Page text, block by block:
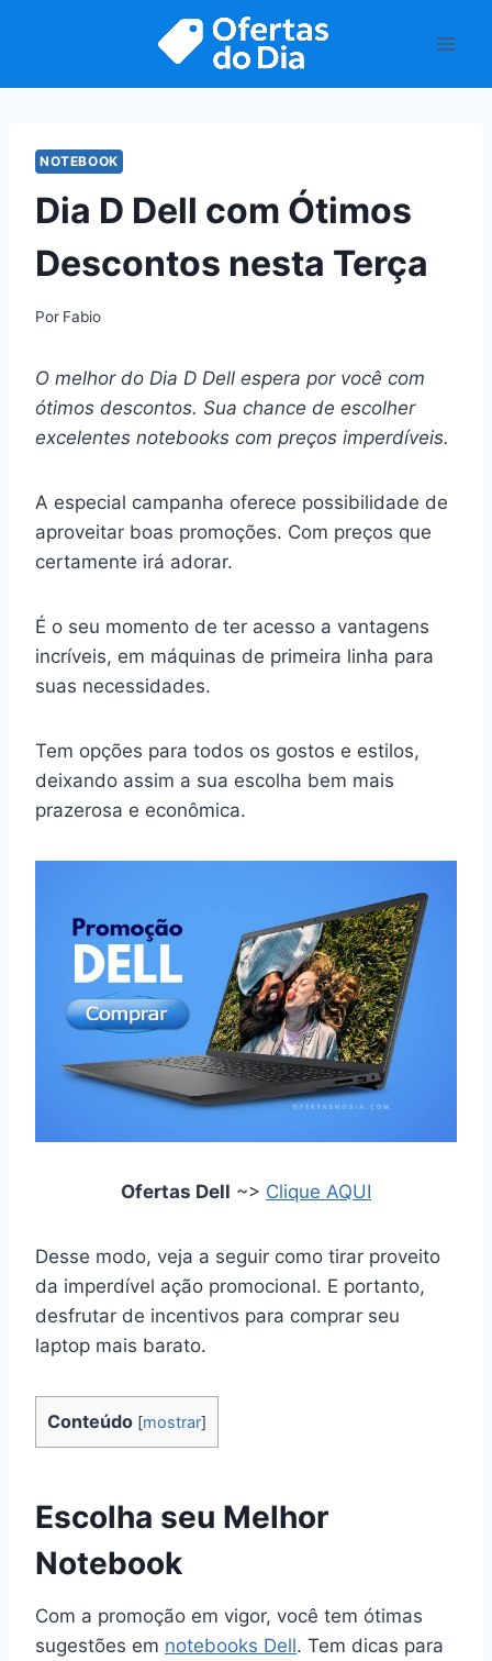
NOTEBOOK
Dia D Dell com Ótimos
Descontos nesta Terça
Por Fabio
O melhor do Dia D Dell espera por você com
ótimos descontos. Sua chance de escolher
excelentes notebooks com preços imperdíveis.
A especial campanha oferece possibilidade de
aproveitar boas promoções. Com preços que
certamente irá adorar.
É o seu momento de ter acesso a vantagens
incríveis, em máquinas de primeira linha para
suas necessidades.
Tem opções para todos os gostos e estilos,
deixando assim a sua escolha bem mais
prazerosa e econômica.
Ofertas Dell ~> Clique AQUI
Desse modo, veja a seguir como tirar proveito
da imperdível ação promocional. E portanto,
desfrutar de incentivos para comprar seu
laptop mais barato.
Conteúdo [mostrar]
Escolha seu Melhor
Notebook
Com a promoção em vigor, você tem ótimas
sugestões em notebooks Dell. Tem dicas para